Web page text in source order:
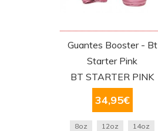
Guantes Booster - Bt
Starter Pink
BT STARTER PINK
34,95€
8oz 12oz
14oz